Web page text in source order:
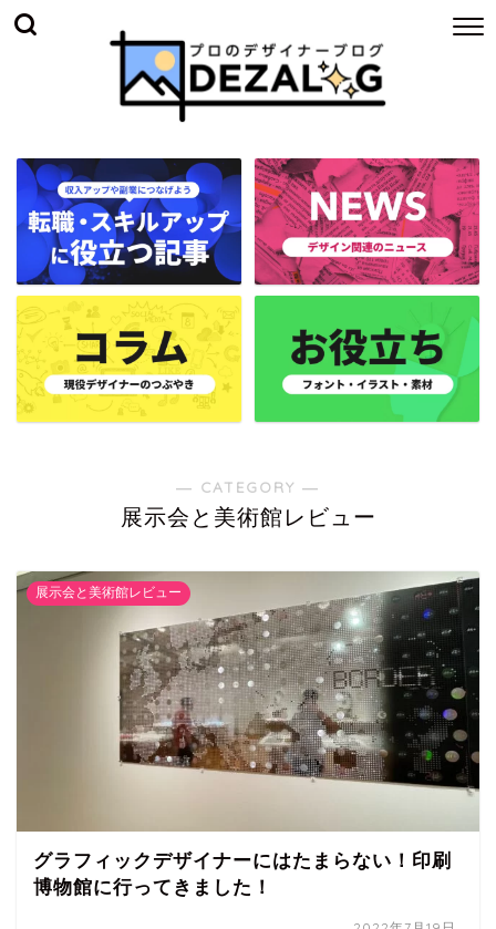
― CATEGORY ―
展示会と美術館レビュー
展示会と美術館レビュー
グラフィックデザイナーにはたまらない！印刷
博物館に行ってきました！